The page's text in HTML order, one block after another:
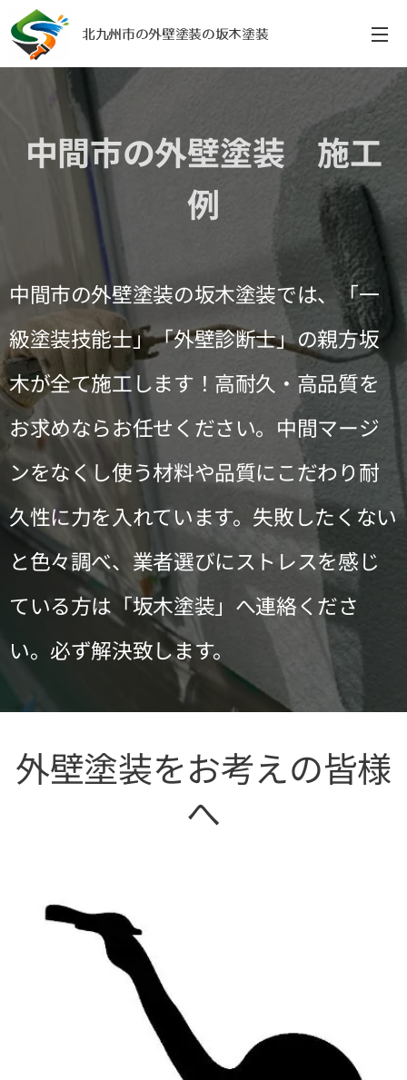
北九州市の外壁塗装の坂木塗装
中間市の外壁塗装 施工
例
中間市の外壁塗装の坂木塗装では、「一
級塗装技能士」「外壁診断士」の親方坂
木が全て施工します！高耐久・高品質を
お求めならお任せください。中間マージ
ンをなくし使う材料や品質にこだわり耐
久性に力を入れています。失敗したくない
と色々調べ、業者選びにストレスを感じ
ている方は「坂木塗装」へ連絡くださ
い。必ず解決致します。
外壁塗装をお考えの皆様
へ